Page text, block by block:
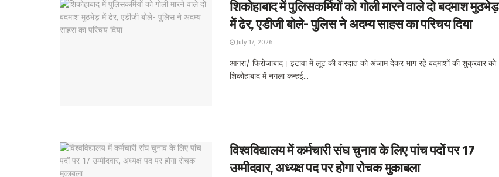
शिकोहाबाद में पुलिसकर्मियों को गोली मारने वाले दो बदमाश मुठभेड़
में ढेर, एडीजी बोले- पुलिस ने अदम्य साहस का परिचय दिया
July 17, 2026
आगरा/ फिरोजाबाद। इटावा में लूट की वारदात को अंजाम देकर भाग रहे बदमाशों की शुक्रवार को
शिकोहाबाद में नगला कन्हई...
विश्वविद्यालय में कर्मचारी संघ चुनाव के लिए पांच पदों पर 17
उम्मीदवार, अध्यक्ष पद पर होगा रोचक मुकाबला